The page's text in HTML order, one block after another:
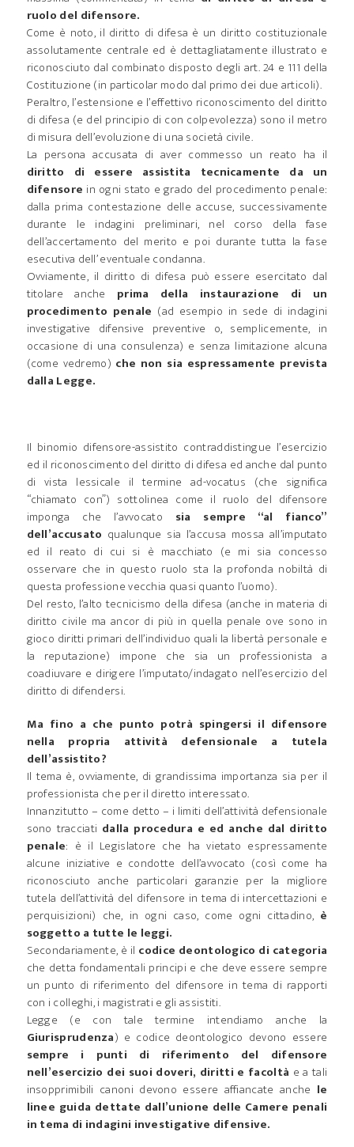
ruolo del difensore.
Come è noto, il diritto di difesa è un diritto costituzionale
assolutamente centrale ed è dettagliatamente illustrato e
riconosciuto dal combinato disposto degli art. 24 e 111 della
Costituzione (in particolar modo dal primo dei due articoli).
Peraltro, l’estensione e l’effettivo riconoscimento del diritto
di difesa (e del principio di con colpevolezza) sono il metro
di misura dell’evoluzione di una società civile.
La persona accusata di aver commesso un reato ha il
diritto di essere assistita tecnicamente da un
difensore in ogni stato e grado del procedimento penale:
dalla prima contestazione delle accuse, successivamente
durante le indagini preliminari, nel corso della fase
dell’accertamento del merito e poi durante tutta la fase
esecutiva dell’ eventuale condanna.
Ovviamente, il diritto di difesa può essere esercitato dal
titolare anche prima della instaurazione di un
procedimento penale (ad esempio in sede di indagini
investigative difensive preventive o, semplicemente, in
occasione di una consulenza) e senza limitazione alcuna
(come vedremo) che non sia espressamente prevista
dalla Legge.
Il binomio difensore-assistito contraddistingue l’esercizio
ed il riconoscimento del diritto di difesa ed anche dal punto
di vista lessicale il termine ad-vocatus (che significa
“chiamato con”) sottolinea come il ruolo del difensore
imponga che l’avvocato sia sempre “al fianco”
dell’accusato qualunque sia l’accusa mossa all’imputato
ed il reato di cui si è macchiato (e mi sia concesso
osservare che in questo ruolo sta la profonda nobiltà di
questa professione vecchia quasi quanto l’uomo).
Del resto, l’alto tecnicismo della difesa (anche in materia di
diritto civile ma ancor di più in quella penale ove sono in
gioco diritti primari dell’individuo quali la libertà personale e
la reputazione) impone che sia un professionista a
coadiuvare e dirigere l’imputato/indagato nell’esercizio del
diritto di difendersi.
Ma fino a che punto potrà spingersi il difensore
nella propria attività defensionale a tutela
dell’assistito?
Il tema è, ovviamente, di grandissima importanza sia per il
professionista che per il diretto interessato.
Innanzitutto – come detto – i limiti dell’attività defensionale
sono tracciati dalla procedura e ed anche dal diritto
penale: è il Legislatore che ha vietato espressamente
alcune iniziative e condotte dell’avvocato (così come ha
riconosciuto anche particolari garanzie per la migliore
tutela dell’attività del difensore in tema di intercettazioni e
perquisizioni) che, in ogni caso, come ogni cittadino, è
soggetto a tutte le leggi.
Secondariamente, è il codice deontologico di categoria
che detta fondamentali principi e che deve essere sempre
un punto di riferimento del difensore in tema di rapporti
con i colleghi, i magistrati e gli assistiti.
Legge (e con tale termine intendiamo anche la
Giurisprudenza) e codice deontologico devono essere
sempre i punti di riferimento del difensore
nell’esercizio dei suoi doveri, diritti e facoltà e a tali
insopprimibili canoni devono essere affiancate anche le
linee guida dettate dall’unione delle Camere penali
in tema di indagini investigative difensive.